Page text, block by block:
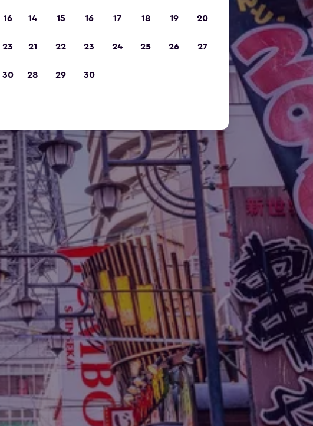
16
23
30
14 15 16 17 18 19 20
21 22 23 24 25 26 27
28 29 30